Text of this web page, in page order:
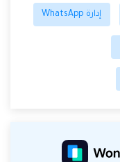
إدارة WhatsApp